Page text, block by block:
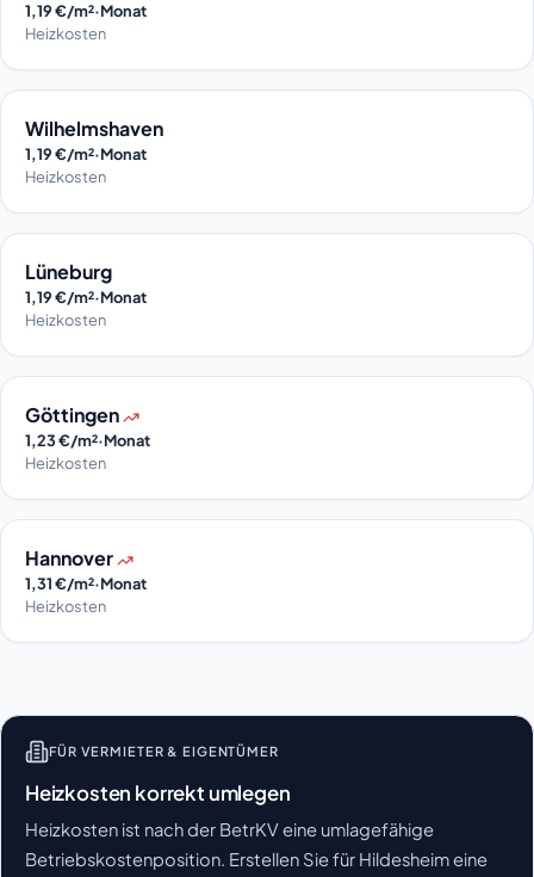
1,19 €/m²·Monat
Heizkosten
Wilhelmshaven
1,19 €/m²·Monat
Heizkosten
Lüneburg
1,19 €/m²·Monat
Heizkosten
Göttingen
1,23 €/m²·Monat
Heizkosten
Hannover
1,31 €/m²·Monat
Heizkosten
FÜR VERMIETER & EIGENTÜMER
Heizkosten korrekt umlegen
Heizkosten ist nach der BetrKV eine umlagefähige
Betriebskostenposition. Erstellen Sie für Hildesheim eine